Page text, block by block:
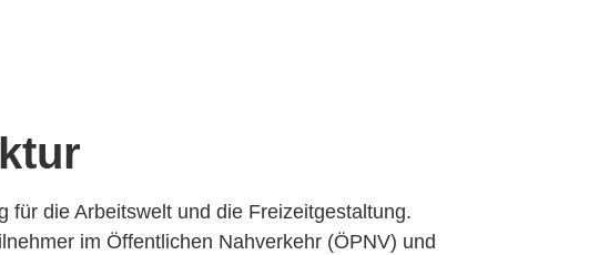
für die Arbeitswelt und die Freizeitgestaltung.
im Öffentlichen Nahverkehr (ÖPNV) und